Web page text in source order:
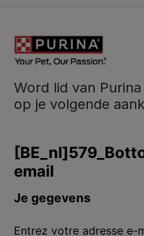
Word lid van
op je volgende